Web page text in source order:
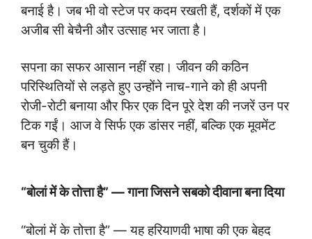
बनाई है। जब भी वो स्टेज पर कदम रखती हैं, दर्शकों में एक
अजीब सी बेचैनी और उत्साह भर जाता है।
सपना का सफर आसान नहीं रहा। जीवन की कठिन
परिस्थितियों से लड़ते हुए उन्होंने नाच-गाने को ही अपनी
रोजी-रोटी बनाया और फिर एक दिन पूरे देश की नजरें उन पर
टिक गईं। आज वे सिर्फ एक डांसर नहीं, बल्कि एक मूवमेंट
बन चुकी हैं।
“बोलां में के तोत्ता है” — गाना जिसने सबको दीवाना बना दिया
“बोलां में के तोत्ता है” — यह हरियाणवी भाषा की एक बेहद